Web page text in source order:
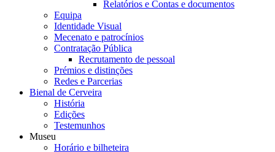
Relatórios e Contas e documentos
Equipa
Identidade Visual
Mecenato e patrocínios
Contratação Pública
Recrutamento de pessoal
Prémios e distinções
Redes e Parcerias
Bienal de Cerveira
História
Edições
Testemunhos
Museu
Horário e bilheteira